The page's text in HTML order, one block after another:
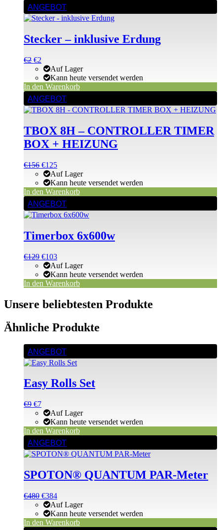
ANGEBOT
Stecker – inklusive Erdung
Ursprünglicher
Preis
war:
€2
€2Aktueller
Preis
ist:
€2.
€2
Auf Lager
Kann heute versendet werden
In den Warenkorb
ANGEBOT
TBOX 8H – CONTROLLER TIMER
BOX + HEIZUNG
Ursprünglicher
Preis
war:
€156
€156Aktueller
Preis
ist:
€156.
€125
Auf Lager
Kann heute versendet werden
In den Warenkorb
ANGEBOT
Timerbox 6x600w
Ursprünglicher
Preis
war:
€129
€129Aktueller
Preis
ist:
€129.
€103
Auf Lager
Kann heute versendet werden
In den Warenkorb
Unsere beliebtesten Produkte
Ähnliche Produkte
ANGEBOT
Easy Rolls Set
Ursprünglicher
Preis
war:
€9
€9Aktueller
Preis
ist:
€9.
€7
Auf Lager
Kann heute versendet werden
In den Warenkorb
ANGEBOT
SPOTON® QUANTUM PAR-Meter
Ursprünglicher
Preis
war:
€480
€480Aktueller
Preis
ist:
€480.
€384
Auf Lager
Kann heute versendet werden
In den Warenkorb